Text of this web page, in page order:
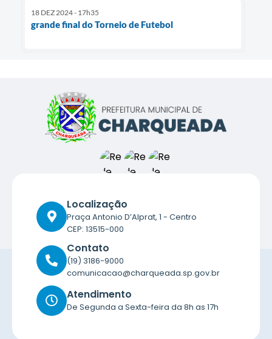
18 DEZ 2024 - 17h35
grande final do Torneio de Futebol
Localização
Praça Antonio D’Alprat, 1 - Centro
CEP: 13515-000
Contato
(19) 3186-9000
comunicacao@charqueada.sp.gov.br
Atendimento
De Segunda a Sexta-feira da 8h as 17h